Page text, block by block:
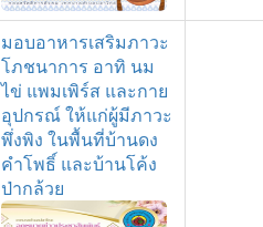
มอบอาหารเสริมภาวะ
โภชนาการ อาทิ นม
ไข่ แพมเพิร์ส และกาย
อุปกรณ์ ให้แก่ผู้มีภาวะ
พึ่งพิง ในพื้นที่บ้านดง
คำโพธิ์ และบ้านโค้ง
ป่ากล้วย